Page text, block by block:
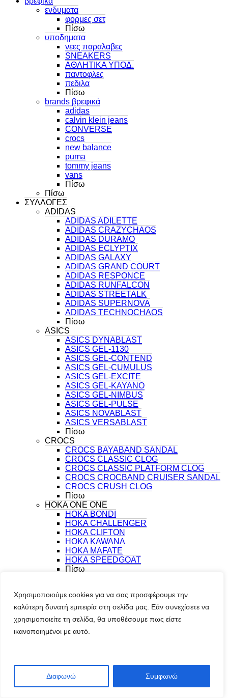
Χρησιμοποιούμε cookies για να σας προσφέρουμε την
καλύτερη δυνατή εμπειρία στη σελίδα μας. Εάν συνεχίσετε να
χρησιμοποιείτε τη σελίδα, θα υποθέσουμε πως είστε
ικανοποιημένοι με αυτό.
Διαφωνώ Συμφωνώ
ενδυματα
φορμες σετ
Πίσω
υποδηματα
νεες παραλαβες
SNEAKERS
ΑΘΛΗΤΙΚΑ ΥΠΟΔ.
παντοφλες
πεδιλα
Πίσω
brands βρεφικά
adidas
calvin klein jeans
CONVERSE
crocs
new balance
puma
tommy jeans
vans
Πίσω
Πίσω
ΣΥΛΛΟΓΕΣ
ADIDAS
ADIDAS ADILETTE
ADIDAS CRAZYCHAOS
ADIDAS DURAMO
ADIDAS ECLYPTIX
ADIDAS GALAXY
ADIDAS GRAND COURT
ADIDAS RESPONCE
ADIDAS RUNFALCON
ADIDAS STREETALK
ADIDAS SUPERNOVA
ADIDAS TECHNOCHAOS
Πίσω
ASICS
ASICS DYNABLAST
ASICS GEL-1130
ASICS GEL-CONTEND
ASICS GEL-CUMULUS
ASICS GEL-EXCITE
ASICS GEL-KAYANO
ASICS GEL-NIMBUS
ASICS GEL-PULSE
ASICS NOVABLAST
ASICS VERSABLAST
Πίσω
CROCS
CROCS BAYABAND SANDAL
CROCS CLASSIC CLOG
CROCS CLASSIC PLATFORM CLOG
CROCS CROCBAND CRUISER SANDAL
CROCS CRUSH CLOG
Πίσω
HOKA ONE ONE
HOKA BONDI
HOKA CHALLENGER
HOKA CLIFTON
HOKA KAWANA
HOKA MAFATE
HOKA SPEEDGOAT
Πίσω
NEW BALANCE 1080v15
NEW BALANCE 1906
NEW BALANCE 2002
NEW BALANCE 327
NEW BALANCE 408
NEW BALANCE ABZORB 2000
NEW BALANCE ELLIPSE